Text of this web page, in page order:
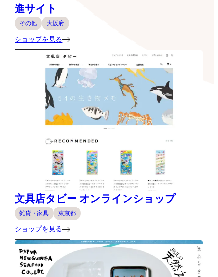
進サイト
その他 大阪府
ショップを見る
文具店タビー オンラインショップ
雑貨・家具 東京都
ショップを見る